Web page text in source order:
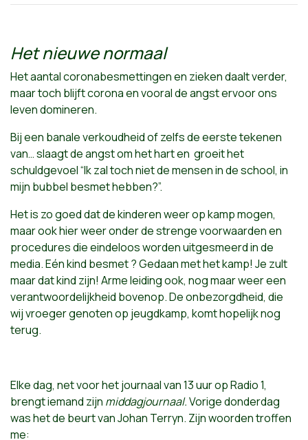
Het nieuwe normaal
Het aantal coronabesmettingen en zieken daalt verder,
maar toch blijft corona en vooral de angst ervoor ons
leven domineren.
Bij een banale verkoudheid of zelfs de eerste tekenen
van… slaagt de angst om het hart en groeit het
schuldgevoel “Ik zal toch niet de mensen in de school, in
mijn bubbel besmet hebben?”.
Het is zo goed dat de kinderen weer op kamp mogen,
maar ook hier weer onder de strenge voorwaarden en
procedures die eindeloos worden uitgesmeerd in de
media. Eén kind besmet ? Gedaan met het kamp! Je zult
maar dat kind zijn! Arme leiding ook, nog maar weer een
verantwoordelijkheid bovenop. De onbezorgdheid, die
wij vroeger genoten op jeugdkamp, komt hopelijk nog
terug.
Elke dag, net voor het journaal van 13 uur op Radio 1,
brengt iemand zijn middagjournaal.Vorige donderdag
was het de beurt van Johan Terryn. Zijn woorden troffen
me: